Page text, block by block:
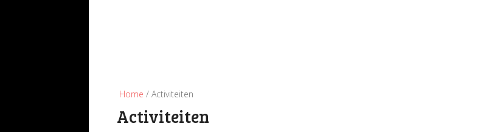
Home / Activiteiten
Activiteiten